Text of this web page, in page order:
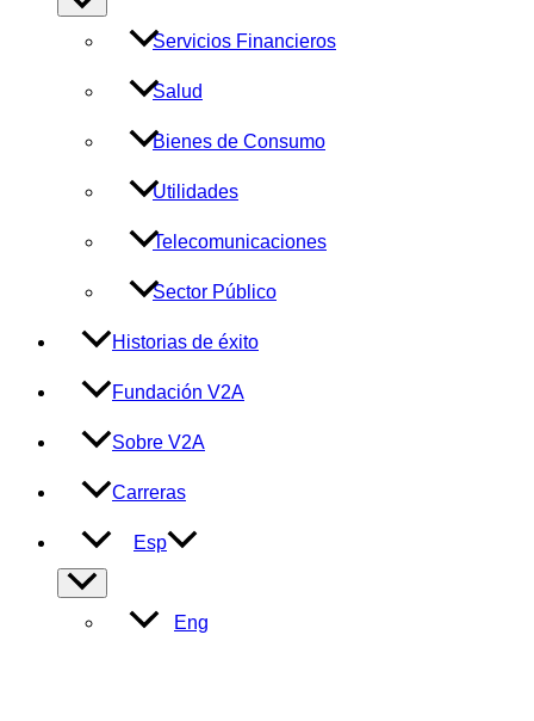
menú
Servicios Financieros
Salud
Bienes de Consumo
Utilidades
Telecomunicaciones
Sector Público
Historias de éxito
Fundación V2A
Sobre V2A
Carreras
Esp
Alternar
menú
Eng